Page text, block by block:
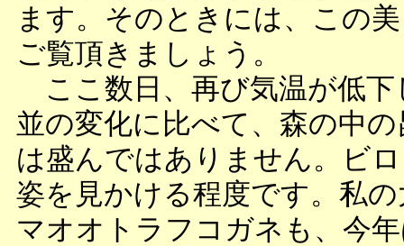
ます。そのときには、この
ご覧頂きましょう。
ここ数日、再び気温が低下
並の変化に比べて、森の中
は盛んではありません。ビ
姿を見かける程度です。私
マオオトラフコガネも、今